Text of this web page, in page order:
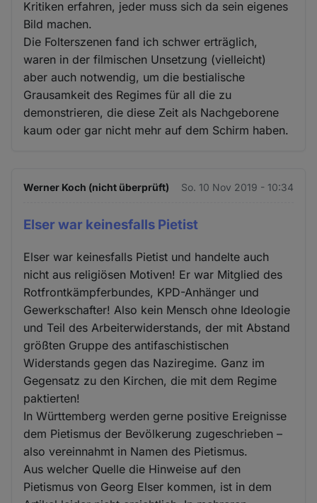
Kritiken erfahren, jeder muss sich da sein eigenes
Bild machen.
Die Folterszenen fand ich schwer erträglich,
waren in der filmischen Unsetzung (vielleicht)
aber auch notwendig, um die bestialische
Grausamkeit des Regimes für all die zu
demonstrieren, die diese Zeit als Nachgeborene
kaum oder gar nicht mehr auf dem Schirm haben.
Werner Koch (nicht überprüft) So. 10 Nov 2019 - 10:34
Elser war keinesfalls Pietist
Elser war keinesfalls Pietist und handelte auch
nicht aus religiösen Motiven! Er war Mitglied des
Rotfrontkämpferbundes, KPD-Anhänger und
Gewerkschafter! Also kein Mensch ohne Ideologie
und Teil des Arbeiterwiderstands, der mit Abstand
größten Gruppe des antifaschistischen
Widerstands gegen das Naziregime. Ganz im
Gegensatz zu den Kirchen, die mit dem Regime
paktierten!
In Württemberg werden gerne positive Ereignisse
dem Pietismus der Bevölkerung zugeschrieben –
also vereinnahmt in Namen des Pietismus.
Aus welcher Quelle die Hinweise auf den
Pietismus von Georg Elser kommen, ist in dem